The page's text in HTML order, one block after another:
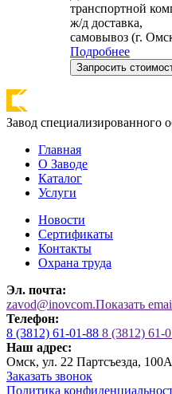
транспортной
ж/д доставка,
самовывоз (г.
Подробнее
Запросить
Завод специализированного
Главная
О Заводе
Каталог
Услуги
Новости
Сертификаты
Контакты
Охрана труда
Эл. почта:
zavod@inovcom.Показать
Телефон:
8 (3812) 61-01-88 8 (3812) 61-
Наш адрес:
Омск, ул. 22 Партсъезда, 100А
Заказать звонок
Политика